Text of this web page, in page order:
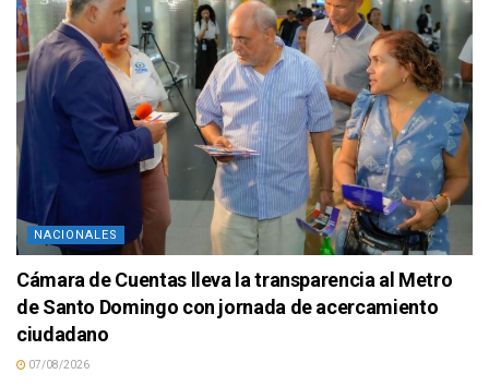
NACIONALES
Cámara de Cuentas lleva la transparencia al Metro
de Santo Domingo con jornada de acercamiento
ciudadano
07/08/2026